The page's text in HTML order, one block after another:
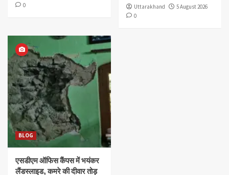
0
Uttarakhand
5 August 2026
0
BLOG
एसडीएम ऑफिस कैंपस में भयंकर
लैंडस्लाइड, कमरे की दीवार तोड़